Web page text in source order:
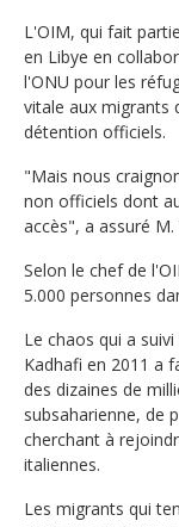
L'OIM, qui fait
en Libye en
l'ONU pour les
vitale aux migrants
détention officiels.
"Mais nous
non officiels dont
accès", a assuré M.
Selon le chef de
5.000 personnes
Le chaos qui a
Kadhafi en 2011 a
des dizaines de
subsaharienne, de
cherchant à
italiennes.
Les migrants qui